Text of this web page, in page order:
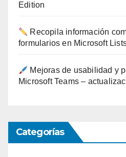
Edition
Recopila información
formularios en Microsoft
Mejoras de usabilidad y
Microsoft Teams –
Categorías